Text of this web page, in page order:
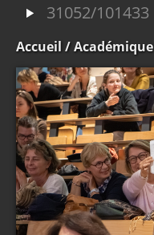
31052/101433
Accueil / Académique